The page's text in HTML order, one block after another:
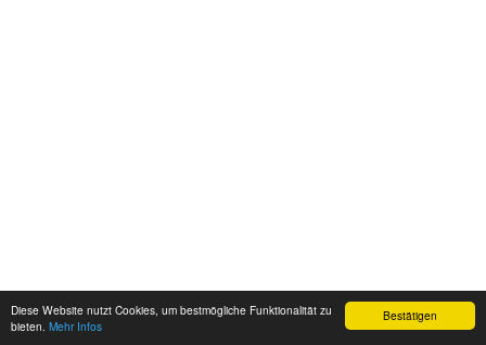
Bestätigen
Diese Website nutzt Cookies, um bestmögliche Funktionalität zu
bieten. Mehr Infos